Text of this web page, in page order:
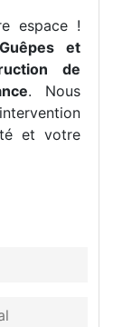
espace !
et
de
. Nous
et votre